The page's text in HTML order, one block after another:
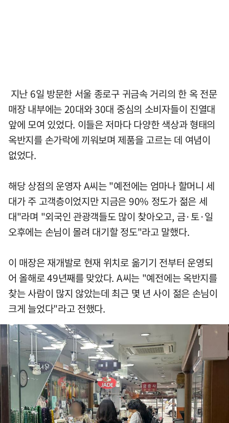
지난 6일 방문한 서울 종로구 귀금속 거리의 한 옥 전문
매장 내부에는 20대와 30대 중심의 소비자들이 진열대
앞에 모여 있었다. 이들은 저마다 다양한 색상과 형태의
옥반지를 손가락에 끼워보며 제품을 고르는 데 여념이
없었다.
해당 상점의 운영자 A씨는 "예전에는 엄마나 할머니 세
대가 주 고객층이었지만 지금은 90% 정도가 젊은 세
대"라며 "외국인 관광객들도 많이 찾아오고, 금·토·일
오후에는 손님이 몰려 대기할 정도"라고 말했다.
이 매장은 재개발로 현재 위치로 옮기기 전부터 운영되
어 올해로 49년째를 맞았다. A씨는 "예전에는 옥반지를
찾는 사람이 많지 않았는데 최근 몇 년 사이 젊은 손님이
크게 늘었다"라고 전했다.